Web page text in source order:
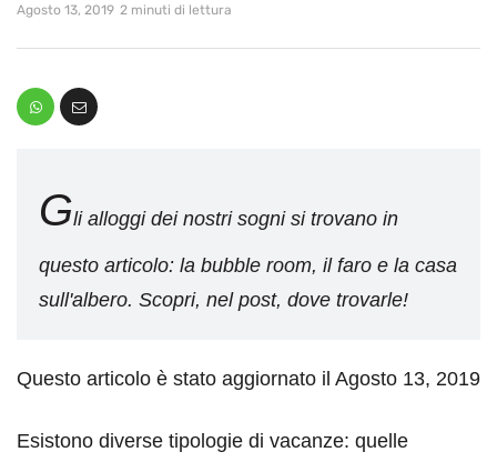
Agosto 13, 2019 2 minuti di lettura
Gli alloggi dei nostri sogni si trovano in
questo articolo: la bubble room, il faro e la casa
sull'albero. Scopri, nel post, dove trovarle!
Questo articolo è stato aggiornato il Agosto 13, 2019
Esistono diverse tipologie di vacanze: quelle